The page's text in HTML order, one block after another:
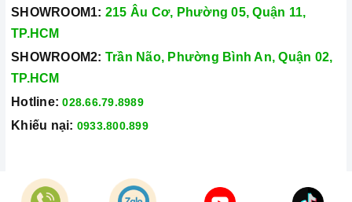
SHOWROOM1: 215 Âu Cơ, Phường 05, Quận 11,
TP.HCM
SHOWROOM2: Trần Não, Phường Bình An, Quận 02,
TP.HCM
Hotline: 028.66.79.8989
Khiếu nại: 0933.800.899
© Bản quyền thuộc vềCông Ty TNHH Home Best Việt Nam